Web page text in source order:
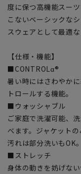
度に保つ高機能スー
こないベーシックな
スウェアとして最適
【仕様・機能】
■CONTROLα®
暑い時にはさわやか
トロールする機能。
■ウォッシャブル
ご家庭で洗濯可能、
べます。ジャケット
汚れは部分洗いもOK。
■ストレッチ
身体の動きを妨げな